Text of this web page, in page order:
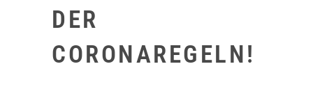
DER
CORONAREGELN!